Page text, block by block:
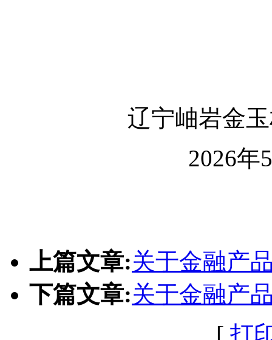
辽宁岫岩金
2026年5
上篇文章:关于金融产
下篇文章:关于金融产
[ 打